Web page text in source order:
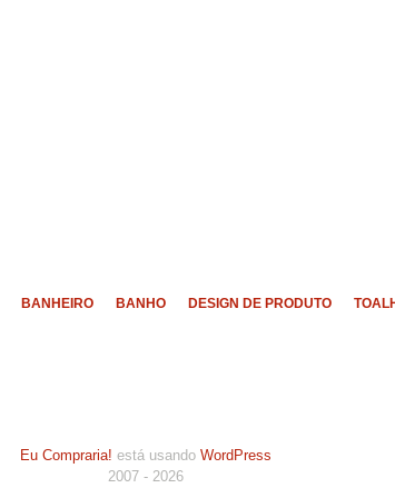
BANHEIRO BANHO DESIGN DE PRODUTO
Eu Compraria! está usando WordPress
2007 - 2026